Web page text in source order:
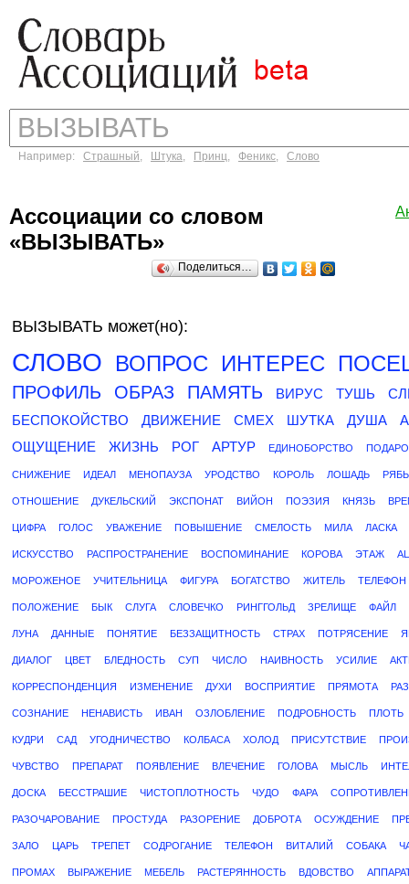
Например: Страшный, Штука, Принц, Феникс, Слово
Ассоциации со словом
«ВЫЗЫВАТЬ»
Поделиться…
ВЫЗЫВАТЬ может(но):
СЛОВО ВОПРОС ИНТЕРЕС
ПРОФИЛЬ ОБРАЗ ПАМЯТЬ ВИРУС ТУШЬ
БЕСПОКОЙСТВО
ДВИЖЕНИЕ СМЕХ ШУТКА ДУША
ОЩУЩЕНИЕ
ЖИЗНЬ РОГ АРТУР ЕДИНОБОРСТВО
СНИЖЕНИЕ ИДЕАЛ МЕНОПАУЗА УРОДСТВО КОРОЛЬ ЛОШАДЬ РЯБЬ
ОТНОШЕНИЕ ДУКЕЛЬСКИЙ ЭКСПОНАТ ВИЙОН ПОЭЗИЯ КНЯЗЬ
ЦИФРА ГОЛОС УВАЖЕНИЕ ПОВЫШЕНИЕ СМЕЛОСТЬ МИЛА ЛАСКА
ИСКУССТВО РАСПРОСТРАНЕНИЕ ВОСПОМИНАНИЕ КОРОВА ЭТАЖ
МОРОЖЕНОЕ УЧИТЕЛЬНИЦА ФИГУРА БОГАТСТВО ЖИТЕЛЬ ТЕЛЕФОН
ПОЛОЖЕНИЕ БЫК СЛУГА СЛОВЕЧКО РИНГГОЛЬД ЗРЕЛИЩЕ ФАЙЛ
ЛУНА ДАННЫЕ ПОНЯТИЕ БЕЗЗАЩИТНОСТЬ СТРАХ ПОТРЯСЕНИЕ
ДИАЛОГ ЦВЕТ БЛЕДНОСТЬ СУП ЧИСЛО НАИВНОСТЬ УСИЛИЕ
КОРРЕСПОНДЕНЦИЯ ИЗМЕНЕНИЕ ДУХИ ВОСПРИЯТИЕ ПРЯМОТА
СОЗНАНИЕ НЕНАВИСТЬ ИВАН ОЗЛОБЛЕНИЕ ПОДРОБНОСТЬ ПЛОТЬ
КУДРИ САД УГОДНИЧЕСТВО КОЛБАСА ХОЛОД ПРИСУТСТВИЕ
ЧУВСТВО ПРЕПАРАТ ПОЯВЛЕНИЕ ВЛЕЧЕНИЕ ГОЛОВА МЫСЛЬ
ДОСКА БЕССТРАШИЕ ЧИСТОПЛОТНОСТЬ ЧУДО ФАРА
РАЗОЧАРОВАНИЕ ПРОСТУДА РАЗОРЕНИЕ ДОБРОТА ОСУЖДЕНИЕ
ЗАЛО ЦАРЬ ТРЕПЕТ СОДРОГАНИЕ ТЕЛЕФОН ВИТАЛИЙ СОБАКА
ПРОМАХ ВЫРАЖЕНИЕ МЕБЕЛЬ РАСТЕРЯННОСТЬ ВДОВСТВО